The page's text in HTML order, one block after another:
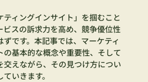
ティングインサイト」を掴むこと
ビスの訴求力を高め、競争優位性
ずです。本記事では、マーケティ
の基本的な概念や重要性、そして
交えながら、その見つけ方につい
いきます。